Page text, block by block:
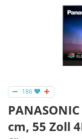
186
cm, 55 Zoll